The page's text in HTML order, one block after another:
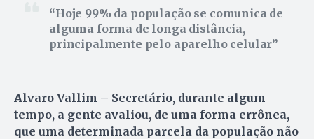
Hoje 99% da população se comunica de
alguma forma de longa distância,
principalmente pelo aparelho celular
Alvaro Vallim – Secretário, durante algum
tempo, a gente avaliou, de uma forma errônea,
que uma determinada parcela da população não